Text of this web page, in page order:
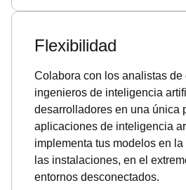
Flexibilidad
Colabora con los analistas de
ingenieros de inteligencia
desarrolladores en una única
aplicaciones de inteligencia
implementa tus modelos en
las instalaciones, en el
entornos desconectados.